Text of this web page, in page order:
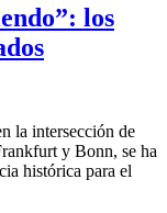
los
la intersección de
y Bonn, se ha
histórica para el